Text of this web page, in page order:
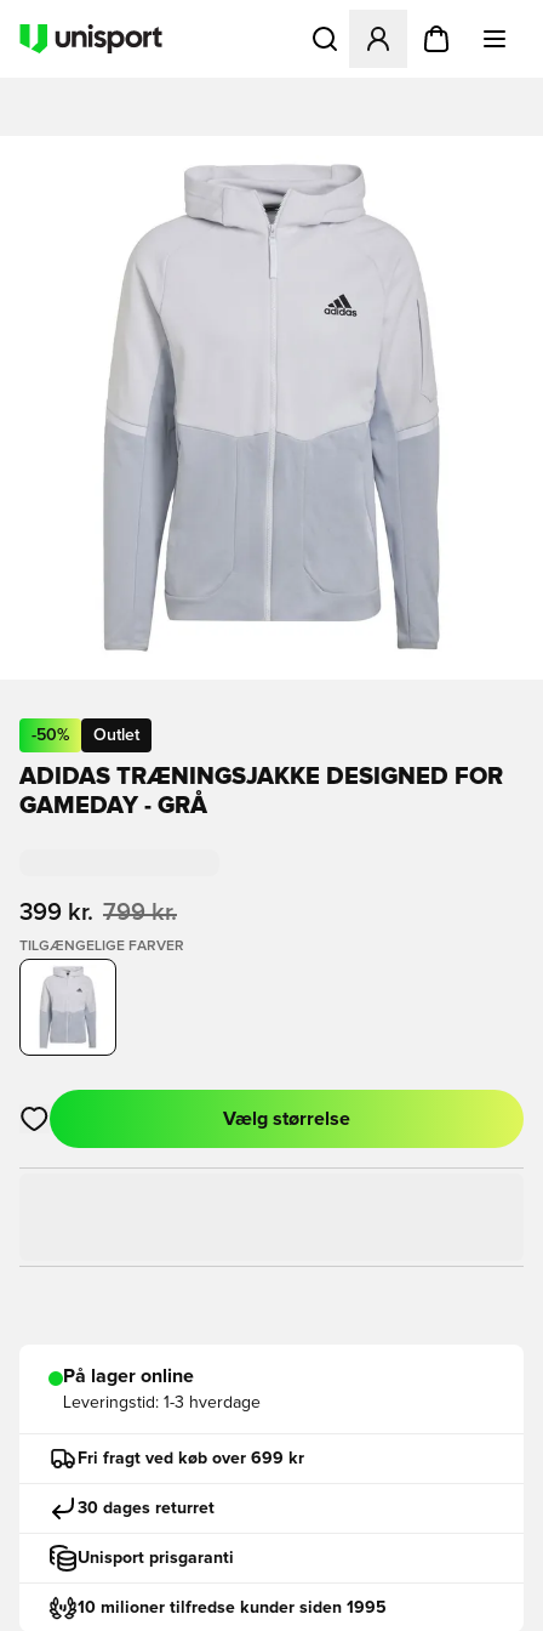
Åbner en Modal til at
-50% Outlet
ADIDAS TRÆNINGSJAKKE DESIGNED FOR
GAMEDAY - GRÅ
399 kr. 799 kr.
TILGÆNGELIGE FARVER
Åbner en Modal til at logge ind eller tilmelde dig som medlem
Vælg størrelse
På lager online
Leveringstid: 1-3 hverdage
Fri fragt ved køb over 699 kr
30 dages returret
Unisport prisgaranti
10 milioner tilfredse kunder siden 1995